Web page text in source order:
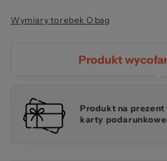
Wymiary torebek O bag
Produkt
Produkt na
karty podarunkowe